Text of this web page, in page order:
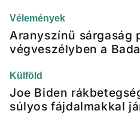
Vélemények
Aranyszínű sárgaság
végveszélyben a
Külföld
Joe Biden
súlyos fájdalmakkal